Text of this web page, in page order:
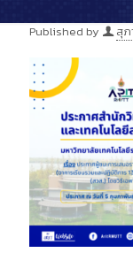
Published by สุ